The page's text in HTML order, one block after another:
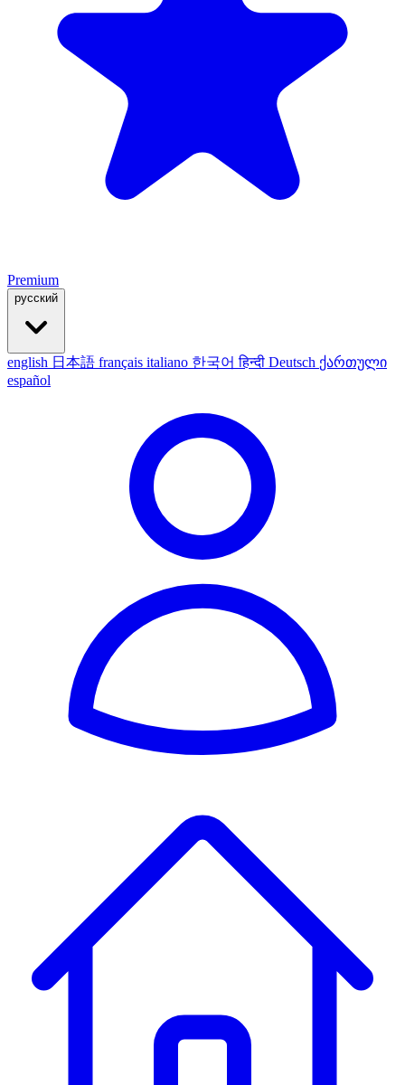
Premium
русский
english 日本語 français italiano 한국어हिन्दी Deutsch ქართული
español